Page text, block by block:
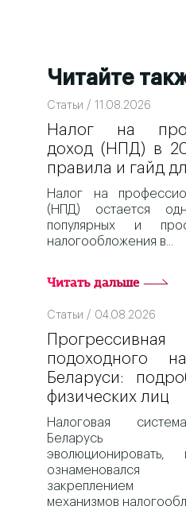
Читайте
Статьи / 11.08.2026
Налог на
доход (НПД) в
правила и гайд
Налог на
(НПД) остается
популярных и
налогообложения в
Читать дальше
Статьи / 04.08.2026
подоходного
Беларуси:
физических лиц
Налоговая
Беларусь
ознаменовался
закреплением
механизмов